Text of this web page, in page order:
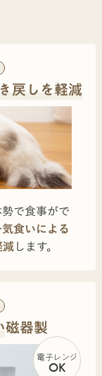
戻しを軽減
で食事がで
食いによる
減 します。
磁器製
電子レンジ
OK